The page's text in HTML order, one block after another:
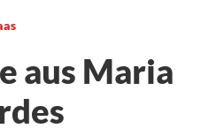
aus Maria